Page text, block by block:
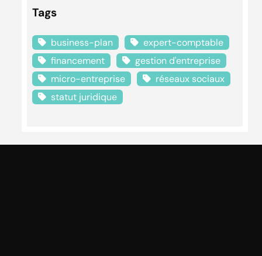
Tags
business-plan
expert-comptable
financement
gestion d'entreprise
micro-entreprise
réseaux sociaux
statut juridique